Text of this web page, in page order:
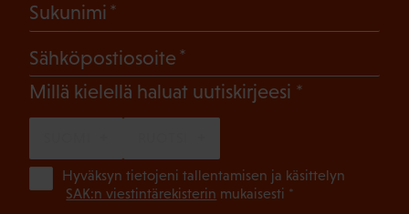
Sukunimi
Sähköpostiosoite
Millä kielellä haluat uutiskirjeesi (Pakollinen)
Hyväksyn tietojeni tallentamisen ja käsittelyn
SAK:n viestintärekisterin mukaisesti *